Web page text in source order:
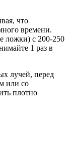
что
времени.
ложки) с 200-250
1 раз в
лучей, перед
или со
плотно